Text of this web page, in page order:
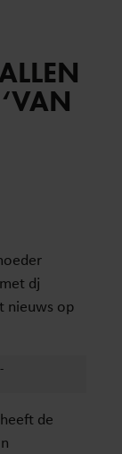
dj
nieuws op
de